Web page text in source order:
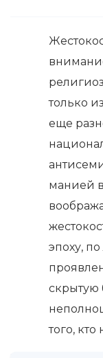
только
еще
манией
эпоху,
скрытую
того, кто